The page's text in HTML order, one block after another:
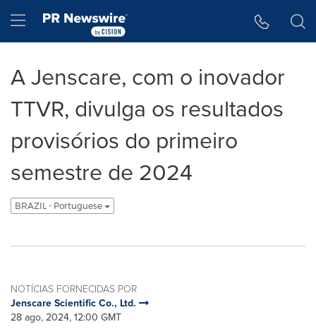
Hamburger menu
A Jenscare, com o inovador
TTVR, divulga os resultados
provisórios do primeiro
semestre de 2024
BRAZIL - Portuguese
NOTÍCIAS FORNECIDAS POR
Jenscare Scientific Co., Ltd.
28 ago, 2024, 12:00 GMT